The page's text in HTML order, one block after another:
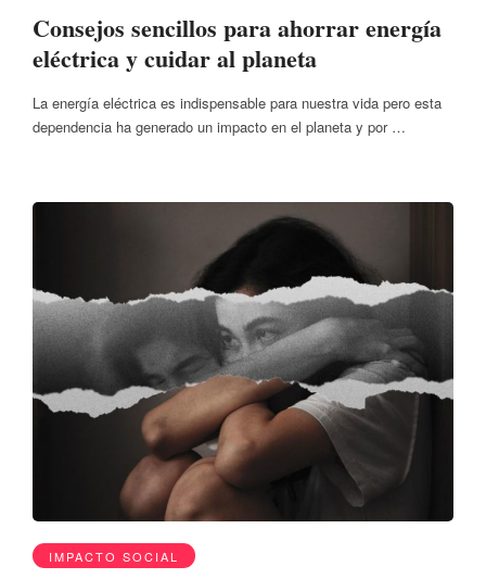
Consejos sencillos para ahorrar energía
eléctrica y cuidar al planeta
La energía eléctrica es indispensable para nuestra vida pero esta
dependencia ha generado un impacto en el planeta y por …
IMPACTO SOCIAL